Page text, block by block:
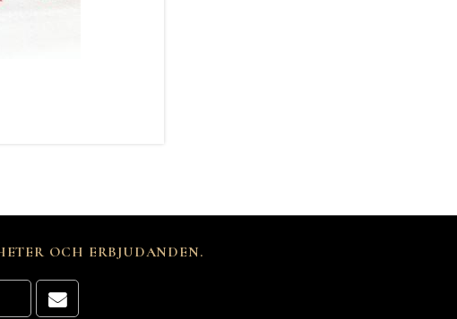
OCH ERBJUDANDEN.